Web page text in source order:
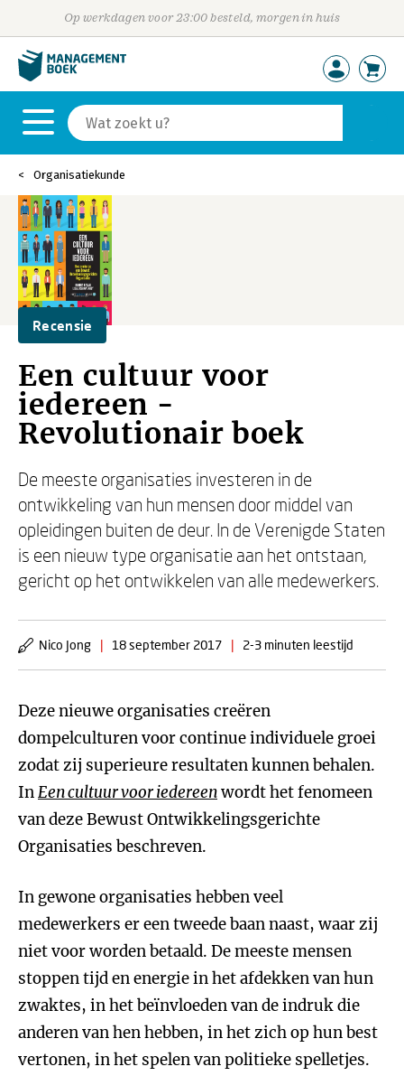
Op werkdagen voor 23:00 besteld, morgen in huis
Organisatiekunde
Recensie
Een cultuur voor
iedereen -
Revolutionair boek
De meeste organisaties investeren in de
ontwikkeling van hun mensen door middel van
opleidingen buiten de deur. In de Verenigde Staten
is een nieuw type organisatie aan het ontstaan,
gericht op het ontwikkelen van alle medewerkers.
Nico Jong | 18 september 2017 | 2-3 minuten leestijd
Deze nieuwe organisaties creëren
dompelculturen voor continue individuele groei
zodat zij superieure resultaten kunnen behalen.
InEen cultuur voor iedereenwordt het fenomeen
van deze Bewust Ontwikkelingsgerichte
Organisaties beschreven.
In gewone organisaties hebben veel
medewerkers er een tweede baan naast, waar zij
niet voor worden betaald. De meeste mensen
stoppen tijd en energie in het afdekken van hun
zwaktes, in het beïnvloeden van de indruk die
anderen van hen hebben, in het zich op hun best
vertonen, in het spelen van politieke spelletjes.